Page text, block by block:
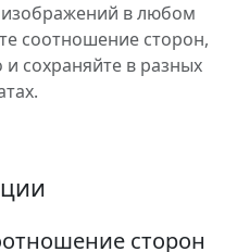
в любом
соотношение сторон,
и сохраняйте в разных
сторон